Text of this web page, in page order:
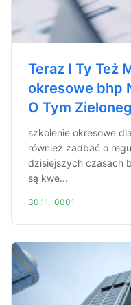
Teraz I Ty Też
okresowe bhp
O Tym
szkolenie okresowe
również zadbać o
dzisiejszych czasach
są kwe...
30.11.-0001